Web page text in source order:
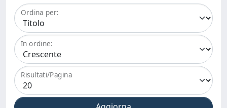
Ordina per:
In ordine:
Risultati/Pagina